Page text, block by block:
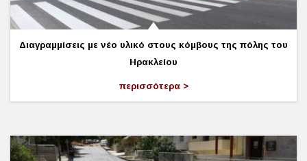
Διαγραμμίσεις με νέο υλικό στους κόμβους της πόλης του
Ηρακλείου
περισσότερα